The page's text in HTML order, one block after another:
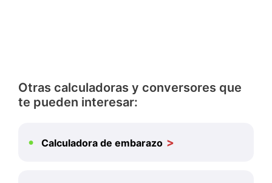
Otras calculadoras y conversores que
te pueden interesar:
Calculadora de embarazo